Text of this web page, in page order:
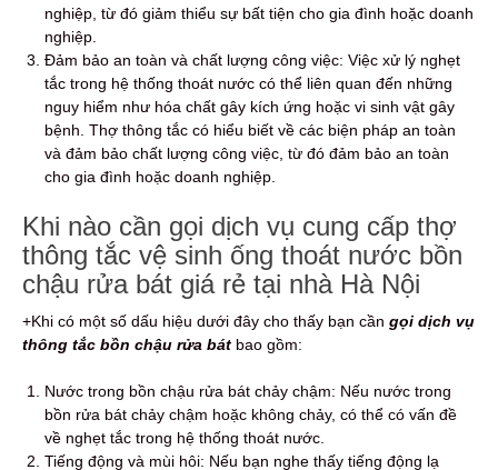
nghiệp, từ đó giảm thiểu sự bất tiện cho gia đình hoặc doanh
nghiệp.
Đảm bảo an toàn và chất lượng công việc: Việc xử lý nghẹt
tắc trong hệ thống thoát nước có thể liên quan đến những
nguy hiểm như hóa chất gây kích ứng hoặc vi sinh vật gây
bệnh. Thợ thông tắc có hiểu biết về các biện pháp an toàn
và đảm bảo chất lượng công việc, từ đó đảm bảo an toàn
cho gia đình hoặc doanh nghiệp.
Khi nào cần gọi dịch vụ cung cấp thợ
thông tắc vệ sinh ống thoát nước bồn
chậu rửa bát giá rẻ tại nhà Hà Nội
+Khi có một số dấu hiệu dưới đây cho thấy bạn cần gọi dịch vụ
thông tắc bồn chậu rửa bát bao gồm:
Nước trong bồn chậu rửa bát chảy chậm: Nếu nước trong
bồn rửa bát chảy chậm hoặc không chảy, có thể có vấn đề
về nghẹt tắc trong hệ thống thoát nước.
Tiếng động và mùi hôi: Nếu bạn nghe thấy tiếng động lạ